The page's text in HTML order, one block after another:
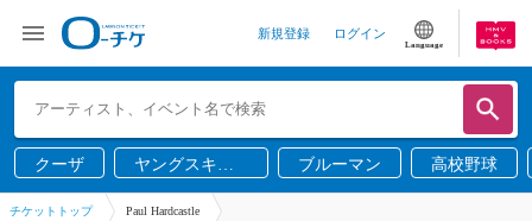
新規登録 ログイン
Language
クーザ
ヤングスキニ
ー
ブルーマン 高校野球
チケットトップ Paul Hardcastle